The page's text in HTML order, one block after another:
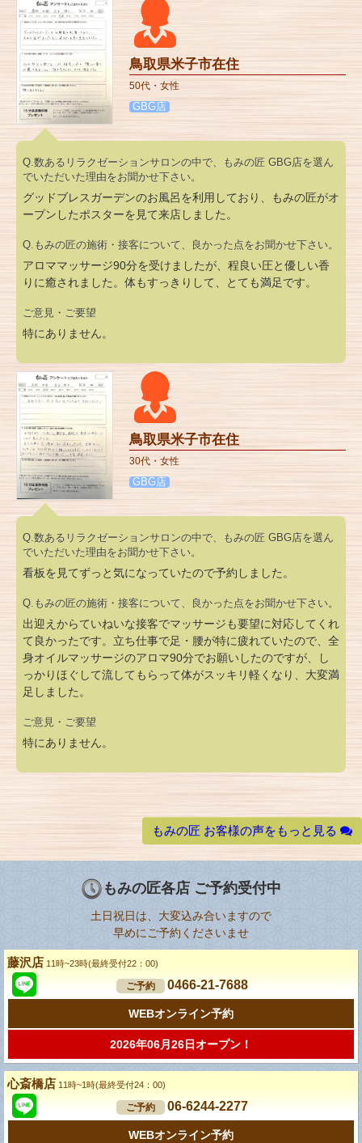
鳥取県米子市在住
50代・女性
GBG店
Q.数あるリラクゼーションサロンの中で、もみの匠 GBG店を選ん
でいただいた理由をお聞かせ下さい。
グッドブレスガーデンのお風呂を利用しており、もみの匠がオ
ープンしたポスターを見て来店しました。
Q.もみの匠の施術・接客について、良かった点をお聞かせ下さい。
アロママッサージ90分を受けましたが、程良い圧と優しい香
りに癒されました。体もすっきりして、とても満足です。
ご意見・ご要望
特にありません。
鳥取県米子市在住
30代・女性
GBG店
Q.数あるリラクゼーションサロンの中で、もみの匠 GBG店を選ん
でいただいた理由をお聞かせ下さい。
看板を見てずっと気になっていたので予約しました。
Q.もみの匠の施術・接客について、良かった点をお聞かせ下さい。
出迎えからていねいな接客でマッサージも要望に対応してくれ
て良かったです。立ち仕事で足・腰が特に疲れていたので、全
身オイルマッサージのアロマ90分でお願いしたのですが、し
っかりほぐして流してもらって体がスッキリ軽くなり、大変満
足しました。
ご意見・ご要望
特にありません。
もみの匠 お客様の声をもっと見る
もみの匠各店 ご予約受付中
土日祝日は、大変込み合いますので
早めにご予約くださいませ
藤沢店 11時~23時(最終受付22：00)
ご予約 0466-21-7688
WEBオンライン予約
2026年06月26日オープン！
心斎橋店 11時~1時(最終受付24：00)
ご予約 06-6244-2277
WEBオンライン予約